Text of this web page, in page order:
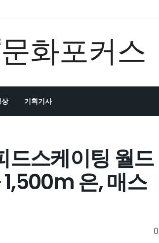
기획기사
드스케이팅 월드
은, 매스
0